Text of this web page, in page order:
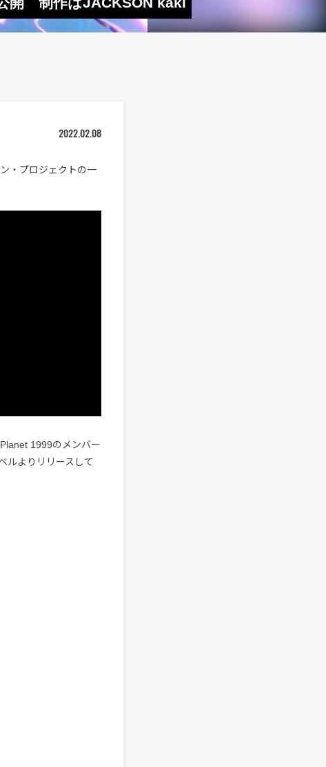
2022.02.08
・プロジェクトの一
1999のメンバー
ルよりリリースして